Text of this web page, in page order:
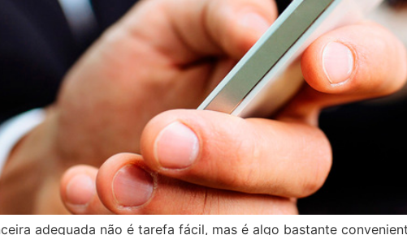
adequada não é tarefa fácil, mas é algo bastante